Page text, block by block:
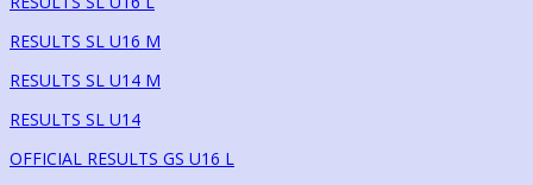
RESULTS SL U16 M
RESULTS SL U14 M
RESULTS SL U14
OFFICIAL RESULTS GS U16 L